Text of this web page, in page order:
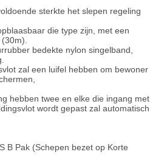
sterkte het slepen regeling
die type zijn, met een
bedekte nylon singelband,
zal een luifel hebben om bewoner
hebben twee en elke die ingang met
wordt gepast zal automatisch
B Pak (Schepen bezet op Korte